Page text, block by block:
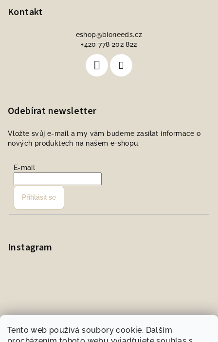
Tento web používá soubory cookie. Dalším
Kontakt
eshop@bioneeds.cz
+420 778 202 822
Odebírat newsletter
Vložte svůj e-mail a my vám budeme zasílat informace o
nových produktech na našem e-shopu.
E-mail
Přihlásit se
Instagram